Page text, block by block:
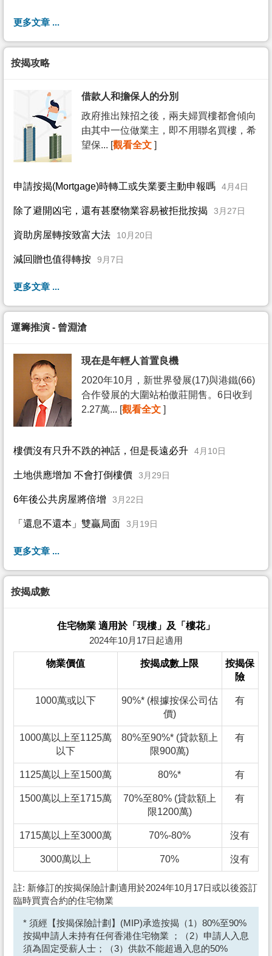
更多文章 ...
按揭攻略
借款人和擔保人的分別
政府推出辣招之後，兩夫婦買樓都會傾向
由其中一位做業主，即不用聯名買樓，希
望保... [觀看全文 ]
申請按揭(Mortgage)時轉工或失業要主動申報嗎 4月4日
除了避開凶宅，還有甚麼物業容易被拒批按揭 3月27日
資助房屋轉按致富大法 10月20日
減回贈也值得轉按 9月7日
更多文章 ...
運籌推演 - 曾淵滄
現在是年輕人首置良機
2020年10月，新世界發展(17)與港鐵(66)
合作發展的大圍站柏傲莊開售。6日收到
2.27萬... [觀看全文 ]
樓價沒有只升不跌的神話，但是長遠必升 4月10日
土地供應增加 不會打倒樓價 3月29日
6年後公共房屋將倍增 3月22日
「還息不還本」雙贏局面 3月19日
更多文章 ...
按揭成數
住宅物業 適用於「現樓」及「樓花」
2024年10月17日起適用
物業價值 按揭成數上限
按揭保
險
1000萬或以下
90%* (根據按保公司估
價)
有
1000萬以上至1125萬
以下
80%至90%* (貸款額上
限900萬)
有
1125萬以上至1500萬 80%* 有
1500萬以上至1715萬
70%至80% (貸款額上
限1200萬)
有
1715萬以上至3000萬 70%-80% 沒有
3000萬以上 70% 沒有
註: 新修訂的按揭保險計劃適用於2024年10月17日或以後簽訂
臨時買賣合約的住宅物業
* 須經【按揭保險計劃】(MIP)承造按揭（1）80%至90%
按揭申請人未持有任何香港住宅物業 ；（2）申請人入息
須為固定受薪人士；（3）供款不能超過入息的50%